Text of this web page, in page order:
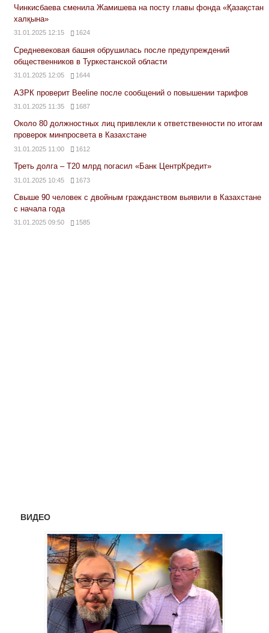
Чинкисбаева сменила Жамишева на посту главы фонда «Қазақстан
халқына»
31.01.2025 12:15 1624
Средневековая башня обрушилась после предупреждений
общественников в Туркестанской области
31.01.2025 12:05 1644
АЗРК проверит Beeline после сообщений о повышении тарифов
31.01.2025 11:35 1687
Около 80 должностных лиц привлекли к ответственности по итогам
проверок минпросвета в Казахстане
31.01.2025 11:00 1612
Треть долга – Т20 млрд погасил «Банк ЦентрКредит»
31.01.2025 10:45 1673
Свыше 90 человек с двойным гражданством выявили в Казахстане
с начала года
31.01.2025 09:50 1585
ВИДЕО